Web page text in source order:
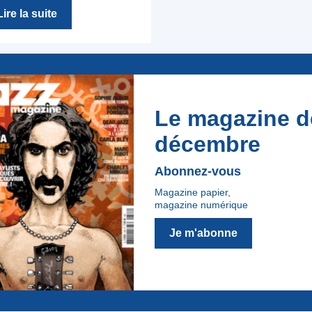
la suite
Le magazine
décembre
Abonnez-vous
Magazine papier,
magazine numérique
Je m'abonne